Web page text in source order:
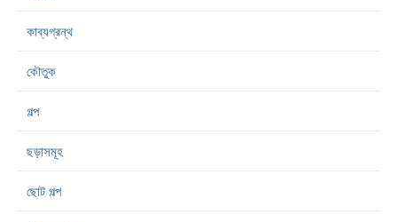
কাব্যগ্রন্থ
কৌতুক
গল্প
ছড়াসমূহ
ছোট গল্প